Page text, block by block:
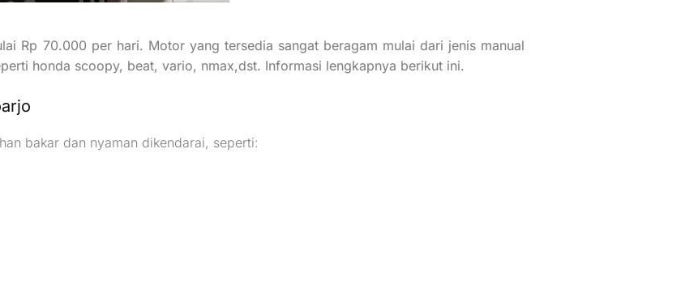
Rp 70.000 per hari. Motor yang tersedia sangat beragam mulai dari jenis manual
honda scoopy, beat, vario, nmax,dst. Informasi lengkapnya berikut ini.
bakar dan nyaman dikendarai, seperti: